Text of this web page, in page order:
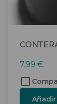
7,99 €